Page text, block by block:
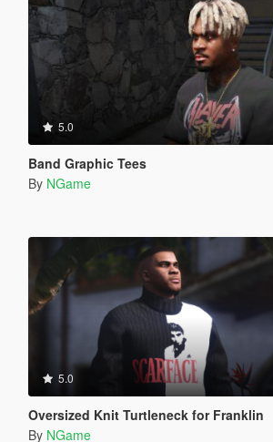
5.0
Band Graphic Tees
By NGame
5.0
Oversized Knit Turtleneck for Franklin
By NGame